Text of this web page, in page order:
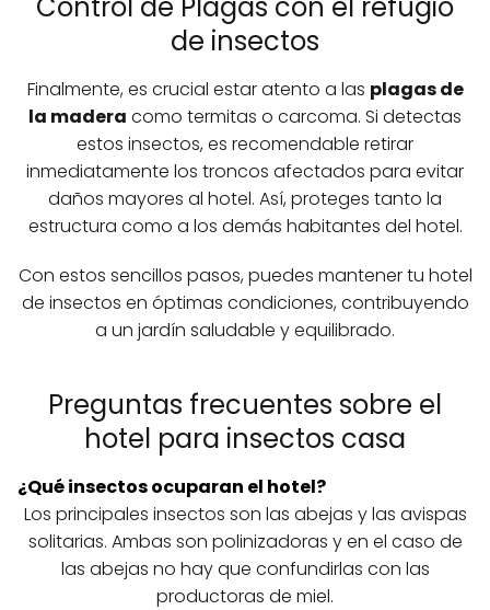
de insectos
Finalmente, es crucial estar atento a las plagas de
la madera como termitas o carcoma. Si detectas
estos insectos, es recomendable retirar
inmediatamente los troncos afectados para evitar
daños mayores al hotel. Así, proteges tanto la
estructura como a los demás habitantes del hotel.
Con estos sencillos pasos, puedes mantener tu hotel
de insectos en óptimas condiciones, contribuyendo
a un jardín saludable y equilibrado.
Preguntas frecuentes sobre el
hotel para insectos casa
¿Qué insectos ocuparan el hotel?
Los principales insectos son las abejas y las avispas
solitarias. Ambas son polinizadoras y en el caso de
las abejas no hay que confundirlas con las
productoras de miel.